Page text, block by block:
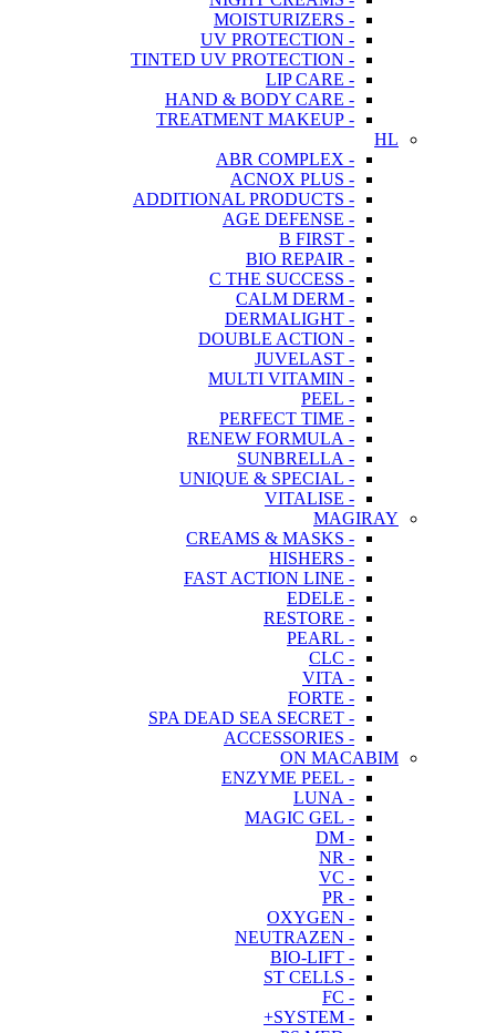
- MOISTURIZERS
- UV PROTECTION
- TINTED UV PROTECTION
- LIP CARE
- HAND & BODY CARE
- TREATMENT MAKEUP
HL
- ABR COMPLEX
- ACNOX PLUS
- ADDITIONAL PRODUCTS
- AGE DEFENSE
- B FIRST
- BIO REPAIR
- C THE SUCCESS
- CALM DERM
- DERMALIGHT
- DOUBLE ACTION
- JUVELAST
- MULTI VITAMIN
- PEEL
- PERFECT TIME
- RENEW FORMULA
- SUNBRELLA
- UNIQUE & SPECIAL
- VITALISE
MAGIRAY
- CREAMS & MASKS
- HISHERS
- FAST ACTION LINE
- EDELE
- RESTORE
- PEARL
- CLC
- VITA
- FORTE
- SPA DEAD SEA SECRET
- ACCESSORIES
ON MACABIM
- ENZYME PEEL
- LUNA
- MAGIC GEL
- DM
- NR
- VC
- PR
- OXYGEN
- NEUTRAZEN
- BIO-LIFT
- ST CELLS
- FC
- SYSTEM+